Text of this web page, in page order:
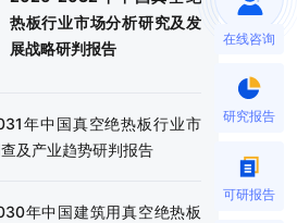
热板行业市场分析研究及发
展战略研判报告
年中国真空绝热板行业市
及产业趋势研判报告
年中国建筑用真空绝热板
在线咨询
研究报告
可研报告